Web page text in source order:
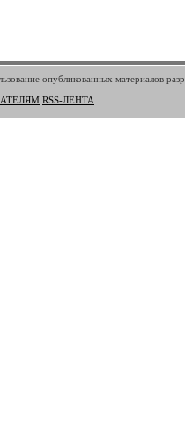
опубликованных материалов
RSS-ЛЕНТА